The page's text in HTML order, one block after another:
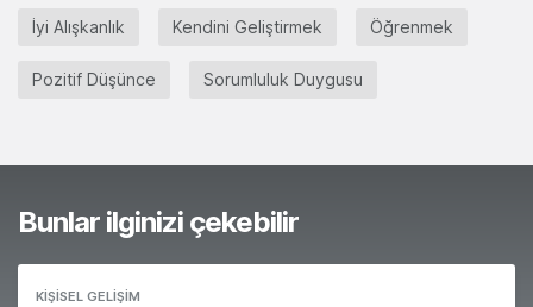
İyi Alışkanlık Kendini Geliştirmek Öğrenmek
Pozitif Düşünce Sorumluluk Duygusu
Bunlar ilginizi çekebilir
KIŞISEL GELIŞIM